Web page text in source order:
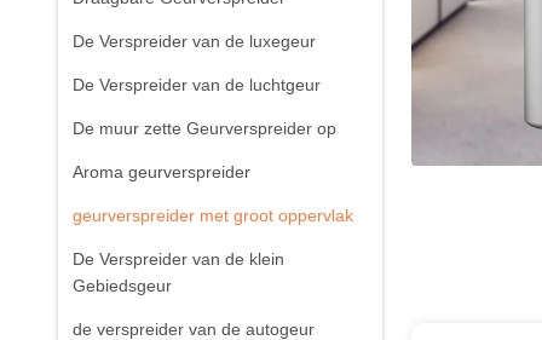
De Verspreider van de luxegeur
De Verspreider van de luchtgeur
De muur zette Geurverspreider op
Aroma geurverspreider
geurverspreider met groot oppervlak
De Verspreider van de klein
Gebiedsgeur
de verspreider van de autogeur